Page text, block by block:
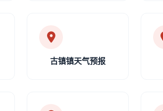
古镇镇天气预报